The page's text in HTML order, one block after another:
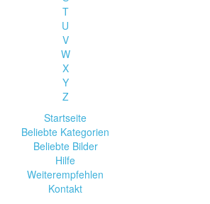
T
U
V
W
X
Y
Z
Startseite
Beliebte Kategorien
Beliebte Bilder
Hilfe
Weiterempfehlen
Kontakt